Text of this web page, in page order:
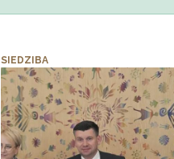
SIEDZIBA